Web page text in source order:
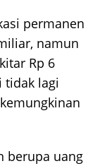
permanen
namun
Rp 6
tidak lagi
berupa uang